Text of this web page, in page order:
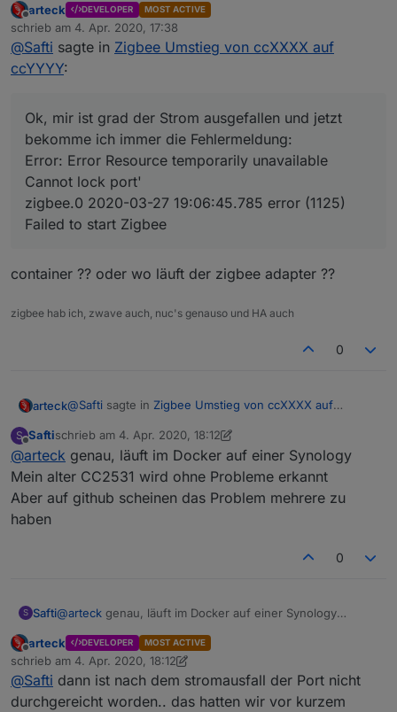
Error: Error Resource temporarily unavailable Cannot lock
port'
zigbee.0 2020-03-27 19:06:45.785 error (1125) Failed to
start Zigbee
Woran kann das liegen? Sonst hab ich nix geändert
außerdem kommt noch die Fehlermeldung "Error: AREQ -
ZDO - stateChangeInd after 60000ms"
ok, wenn ich meinen alten CC2531 anschließe startet der
Adapter ... wenn ich den neuen CC26 anschließe bleibt
er gelb
Offline
arteck DEVELOPER MOST ACTIVE
schrieb am 4. Apr. 2020, 17:38
zuletzt editiert von
@Safti sagte in Zigbee Umstieg von ccXXXX auf
ccYYYY:
Ok, mir ist grad der Strom ausgefallen und jetzt
bekomme ich immer die Fehlermeldung:
Error: Error Resource temporarily unavailable
Cannot lock port'
zigbee.0 2020-03-27 19:06:45.785 error (1125)
Failed to start Zigbee
container ?? oder wo läuft der zigbee adapter ??
zigbee hab ich, zwave auch, nuc's genauso und HA auch
0
arteck@Safti sagte in Zigbee Umstieg von ccXXXX auf
Ok, mir ist grad der Strom ausgefallen und jetzt
bekomme ich immer die Fehlermeldung:
Cannot lock port'
container ?? oder wo läuft der zigbee adapter ??
S
Offline
Saftischrieb am 4. Apr. 2020, 18:12
zuletzt editiert von Safti4. Apr. 2020, 20:13
@arteck genau, läuft im Docker auf einer Synology
Mein alter CC2531 wird ohne Probleme erkannt
Aber auf github scheinen das Problem mehrere zu
haben
0
S Safti@arteck genau, läuft im Docker auf einer Synology
Aber auf github scheinen das Problem mehrere zu haben
Offline
arteck DEVELOPER MOST ACTIVE
schrieb am 4. Apr. 2020, 18:12
zuletzt editiert von arteck 4. Apr. 2020, 20:13
@Safti dann ist nach dem stromausfall der Port nicht
durchgereicht worden.. das hatten wir vor kurzem